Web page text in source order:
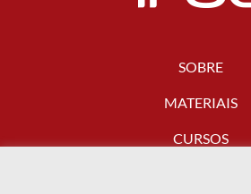
SOBRE
MATERIAIS
CURSOS